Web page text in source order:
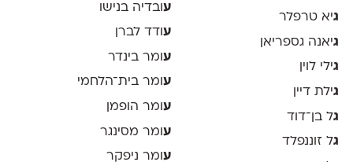
גיא טרפלר
גיאנה גספריאן
גילי לוין
גילת דיין
גל בן־דוד
גל זוננפלד
ע ובדיה בנישו
עודד לברן
ע ומר בינדר
עומר בית־הלחמי
ע ומר הופמן
ע ומר מסינגר
עומר ניפקר